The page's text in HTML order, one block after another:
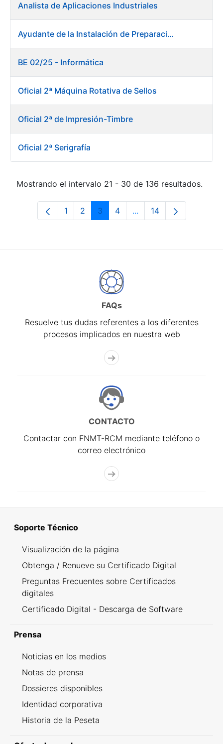
Analista de Aplicaciones Industriales
Ayudante de la Instalación de Preparación de Pastas. Fábrica de Papel
BE 02/25 - Informática
Oficial 2ª Máquina Rotativa de Sellos
Oficial 2ª de Impresión-Timbre
Oficial 2ª Serigrafía
Mostrando el intervalo 21 - 30 de 136 resultados.
Página
1 Página
2 Página
3 Página
4 ...Páginas intermedias
Página
14
FAQs
Resuelve tus dudas referentes a los diferentes
procesos implicados en nuestra web
CONTACTO
Contactar con FNMT-RCM mediante teléfono o
correo electrónico
Soporte Técnico
Visualización de la página
Obtenga / Renueve su Certificado Digital
Preguntas Frecuentes sobre Certificados
digitales
Certificado Digital - Descarga de Software
Prensa
Noticias en los medios
Notas de prensa
Dossieres disponibles
Identidad corporativa
Historia de la Peseta